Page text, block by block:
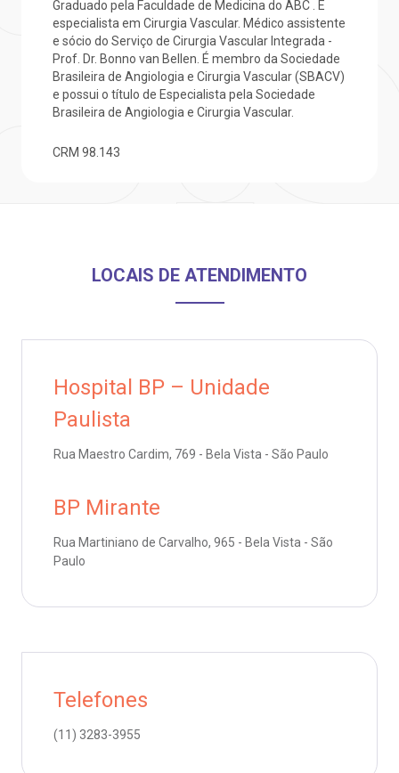
Saiba mais
Endereço:
R. Martiniano de Carvalho, 965
CEP: 01323-001 | Bela Vista
R. Colômbia, 332
CEP: 01438-000 | Jardim Paulista
a BP
de Bioética
Cirurgia
de Sangue
e perdidos
Graduado pela Faculdade de Medicina do ABC . É
especialista em Cirurgia Vascular. Médico assistente
e sócio do Serviço de Cirurgia Vascular Integrada -
Prof. Dr. Bonno van Bellen. É membro da Sociedade
Brasileira de Angiologia e Cirurgia Vascular (SBACV)
e possui o título de Especialista pela Sociedade
Brasileira de Angiologia e Cirurgia Vascular.
CRM 98.143
LOCAIS DE ATENDIMENTO
Hospital BP – Unidade
Paulista
Rua Maestro Cardim, 769 - Bela Vista - São Paulo
BP Mirante
Rua Martiniano de Carvalho, 965 - Bela Vista - São
Paulo
Telefones
(11) 3283-3955